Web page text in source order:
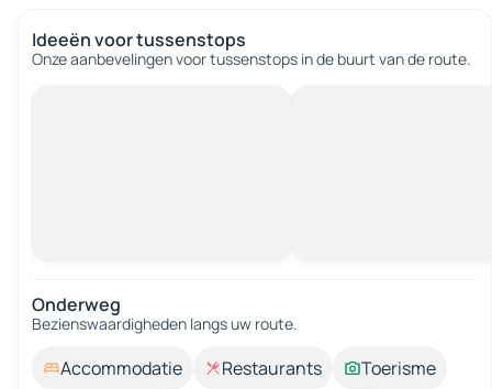
Ideeën voor tussenstops
Onze aanbevelingen voor tussenstops in de buurt van de route.
Onderweg
Bezienswaardigheden langs uw route.
Accommodatie Restaurants
Toerisme